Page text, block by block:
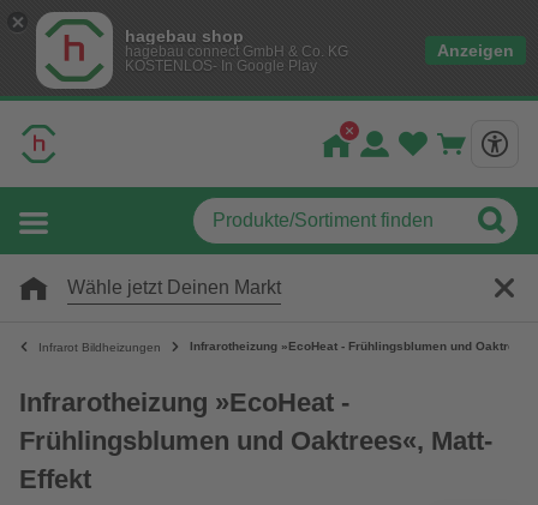
hagebau shop
hagebau connect GmbH & Co. KG
KOSTENLOS- In Google Play
Anzeigen
Wähle jetzt Deinen Markt
Infrarot Bildheizungen Infrarotheizung »EcoHeat - Frühlingsblumen und
Infrarotheizung »EcoHeat -
Frühlingsblumen und Oaktrees«, Matt-
Effekt